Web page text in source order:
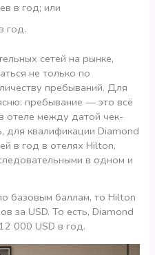
в год; или
год.
сетей на рынке,
не только по
пребываний. Для
пребывание — это всё
отеле между датой чек-
для квалификации Diamond
в год в отелях Hilton,
в одном и
базовым баллам, то Hilton
за USD. То есть, Diamond
000 USD в год.